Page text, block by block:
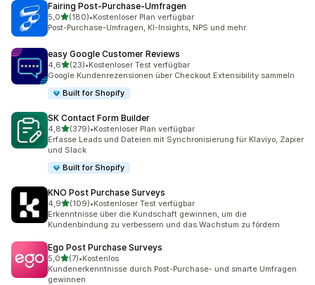
Fairing Post‑Purchase‑Umfragen
5,0von 5 Sternen
(180)
180 Rezensionen insgesamt
•Kostenloser Plan verfügbar
Post-Purchase-Umfragen, KI-Insights, NPS und mehr.
easy Google Customer Reviews
4,6von 5 Sternen
(23)
23 Rezensionen insgesamt
•Kostenloser Test verfügbar
Google Kundenrezensionen über Checkout Extensibility sammeln
Built for Shopify
SK Contact Form Builder
4,8von 5 Sternen
(379)
379 Rezensionen insgesamt
•Kostenloser Plan verfügbar
Erfasse Leads und Dateien mit Synchronisierung für Klaviyo, Zapier
und Slack
Built for Shopify
KNO Post Purchase Surveys
4,9von 5 Sternen
(109)
109 Rezensionen insgesamt
•Kostenloser Test verfügbar
Erkenntnisse über die Kundschaft gewinnen, um die
Kundenbindung zu verbessern und das Wachstum zu fördern
Ego Post Purchase Surveys
5,0von 5 Sternen
(7)
7 Rezensionen insgesamt
•Kostenlos
Kundenerkenntnisse durch Post-Purchase- und smarte Umfragen
gewinnen